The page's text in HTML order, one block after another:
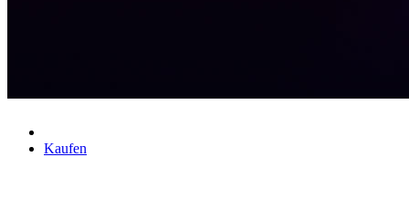
Kaufen